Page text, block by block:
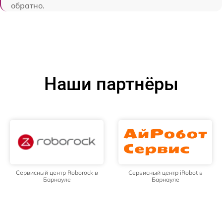
обратно.
Наши партнёры
Сервисный центр Roborock в
Барнауле
Сервисный центр iRobot в
Барнауле